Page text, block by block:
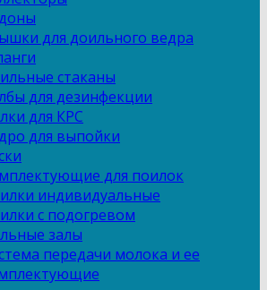
для доильного ведра
стаканы
для дезинфекции
для КРС
для выпойки
для поилок
индивидуальные
с подогревом
залы
передачи молока и ее